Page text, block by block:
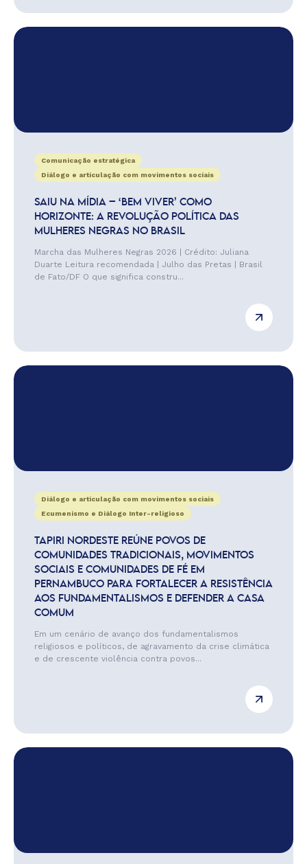
Comunicação estratégica
Diálogo e articulação com movimentos sociais
SAIU NA MÍDIA – ‘BEM VIVER’ COMO
HORIZONTE: A REVOLUÇÃO POLÍTICA DAS
MULHERES NEGRAS NO BRASIL
Marcha das Mulheres Negras 2026 | Crédito: Juliana
Duarte Leitura recomendada | Julho das Pretas | Brasil
de Fato/DF O que significa constru...
Diálogo e articulação com movimentos sociais
Ecumenismo e Diálogo Inter-religioso
TAPIRI NORDESTE REÚNE POVOS DE
COMUNIDADES TRADICIONAIS, MOVIMENTOS
SOCIAIS E COMUNIDADES DE FÉ EM
PERNAMBUCO PARA FORTALECER A RESISTÊNCIA
AOS FUNDAMENTALISMOS E DEFENDER A CASA
COMUM
Em um cenário de avanço dos fundamentalismos
religiosos e políticos, de agravamento da crise climática
e de crescente violência contra povos...